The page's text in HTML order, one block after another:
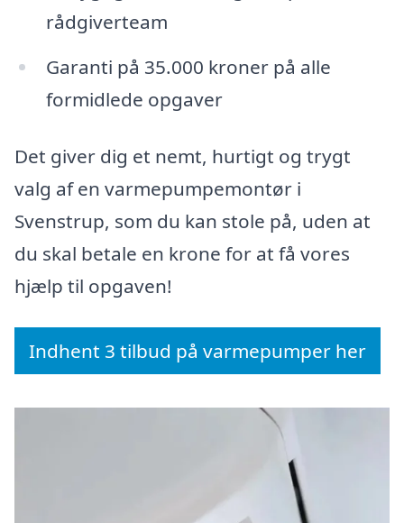
rådgiverteam
Garanti på 35.000 kroner på alle
formidlede opgaver
Det giver dig et nemt, hurtigt og trygt
valg af en varmepumpemontør i
Svenstrup, som du kan stole på, uden at
du skal betale en krone for at få vores
hjælp til opgaven!
Indhent 3 tilbud på varmepumper her